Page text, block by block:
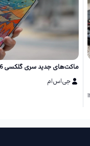
ماکت‌های جدید سری گلکسی S26 طراحی آن را نشان می‌دهند
جی‌اس‌ام